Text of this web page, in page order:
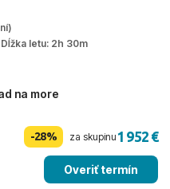
letu: 2h 30m
na more
-28% za skupinu1 952 €
Overiť termín